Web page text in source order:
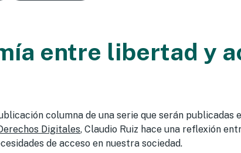
entre libertad y
columna de una serie que serán publicadas
Digitales, Claudio Ruiz hace una reflexión
de acceso en nuestra sociedad.